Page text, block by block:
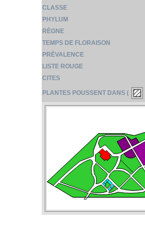
CLASSE
PHYLUM
RÈGNE
TEMPS DE FLORAISON
PRÉVALENCE
LISTE ROUGE
CITES
PLANTES POUSSENT DANS (